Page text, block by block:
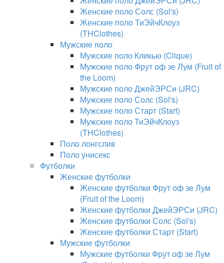
Женские поло Солс (Sol's)
Женские поло ТиЭйчКлоуз
(THClothes)
Мужские поло
Мужские поло Кликью (Clique)
Мужские поло Фрут оф зе Лум (Fruit of
the Loom)
Мужские поло ДжейЭРСи (JRC)
Мужские поло Солс (Sol's)
Мужские поло Старт (Start)
Мужские поло ТиЭйчКлоуз
(THClothes)
Поло лонгслив
Поло унисекс
Футболки
Женские футболки
Женские футболки Фрут оф зе Лум
(Fruit of the Loom)
Женские футболки ДжейЭРСи (JRC)
Женские футболки Солс (Sol's)
Женские футболки Старт (Start)
Мужские футболки
Мужские футболки Фрут оф зе Лум